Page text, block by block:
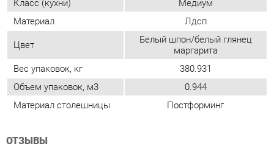
Объем упаковок, м3
0.944
Материал столешницы
Постформинг
ОТЗЫВЫ
Пока нет отзывов, поделитесь первым своим мнением.
ДОБАВИТЬ ОТЗЫВ